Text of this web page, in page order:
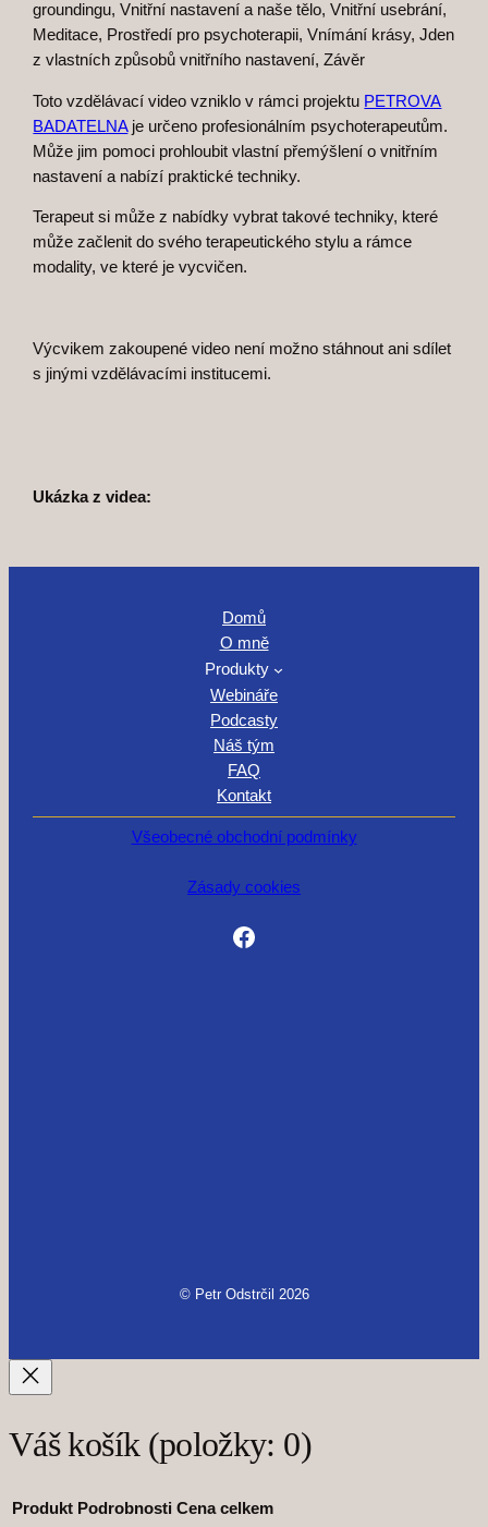
groundingu, Vnitřní nastavení a naše tělo, Vnitřní usebrání,
Meditace, Prostředí pro psychoterapii, Vnímání krásy, Jden
z vlastních způsobů vnitřního nastavení, Závěr
Toto vzdělávací video vzniklo v rámci projektu PETROVA
BADATELNAje určeno profesionálním psychoterapeutům.
Může jim pomoci prohloubit vlastní přemýšlení o vnitřním
nastavení a nabízí praktické techniky.
Terapeut si může z nabídky vybrat takové techniky, které
může začlenit do svého terapeutického stylu a rámce
modality, ve které je vycvičen.
Výcvikem zakoupené video není možno stáhnout ani sdílet
s jinými vzdělávacími institucemi.
Ukázka z videa:
Domů
O mně
Produkty
Webináře
Podcasty
Náš tým
FAQ
Kontakt
Všeobecné obchodní podmínky
Zásady cookies
Facebook
© Petr Odstrčil 2026
Váš košík (položky: 0)
Produkt Podrobnosti Cena celkem